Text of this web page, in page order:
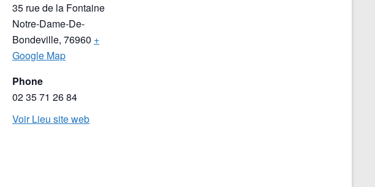
35 rue de la Fontaine
Notre-Dame-De-
Bondeville, 76960 +
Google Map
Phone
02 35 71 26 84
Voir Lieu site web